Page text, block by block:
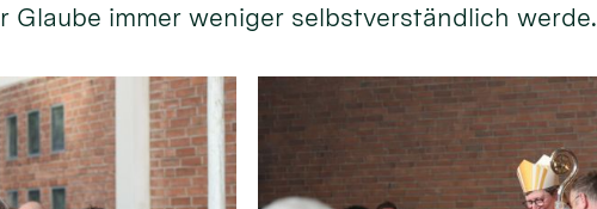
Glaube immer weniger selbstverständlich werde.